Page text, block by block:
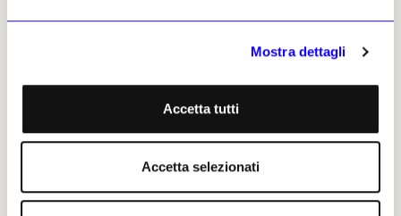
Mostra dettagli
Accetta tutti
Accetta selezionati
dell’indagine che lo vede indagato per
furto e autoriciclaggio di opera d’arte.
Ora il dipinto è sottoposto a perizia. Per
parte sua, Sgarbi è certo di avere tutti gli
elementi per provare la sua innocenza.
solo fatto il mio lavoro, ha detto Mingardi.
torcia però non l’ho aggiunta io, né mi era stato